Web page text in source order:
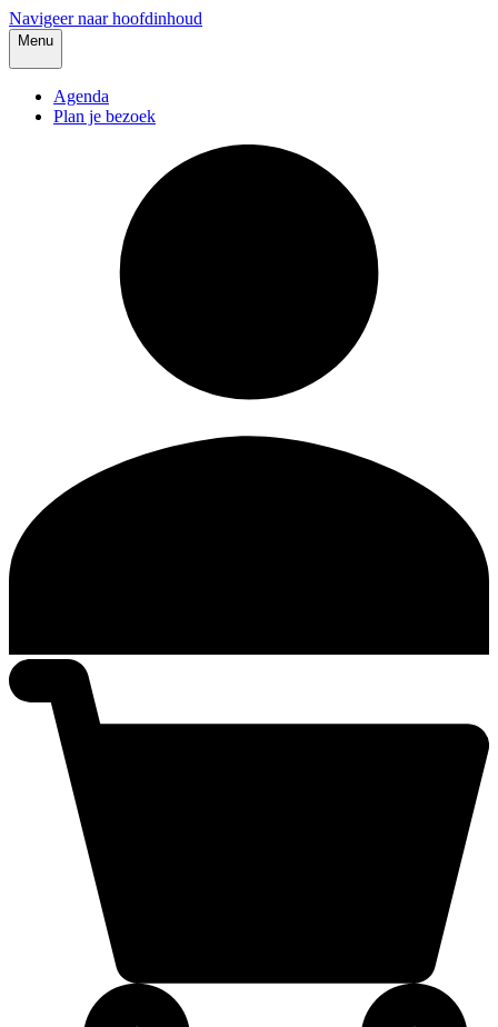
Navigeer naar hoofdinhoud
Menu
Agenda
Plan je bezoek